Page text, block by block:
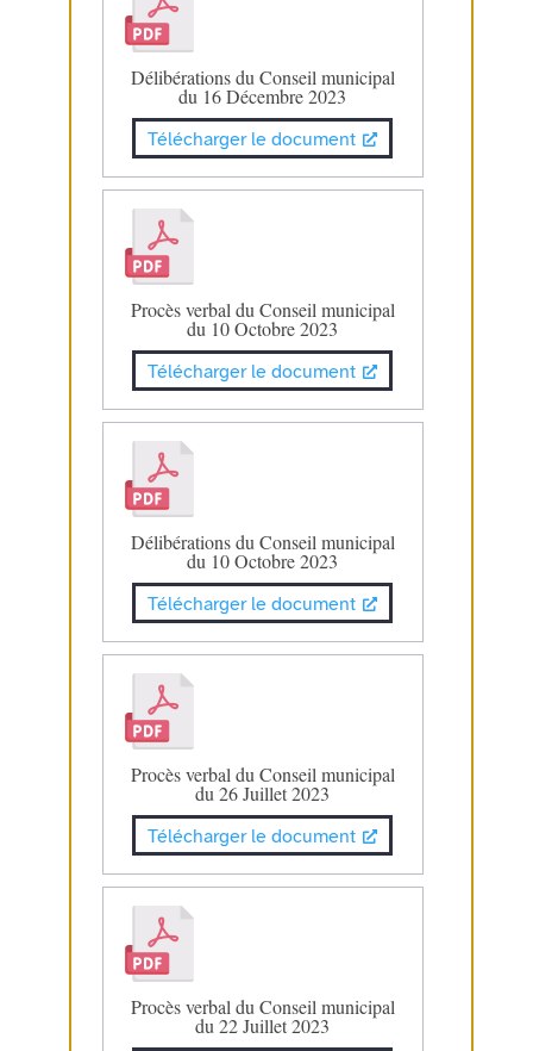
Délibérations du Conseil municipal
du 16 Décembre 2023
Télécharger le document
Procès verbal du Conseil municipal
du 10 Octobre 2023
Télécharger le document
Délibérations du Conseil municipal
du 10 Octobre 2023
Télécharger le document
Procès verbal du Conseil municipal
du 26 Juillet 2023
Télécharger le document
Procès verbal du Conseil municipal
du 22 Juillet 2023